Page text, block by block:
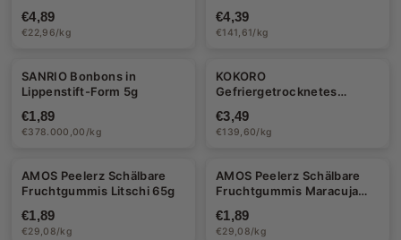
€4,89
€22,96/kg
€4,39
€141,61/kg
SANRIO Bonbons in
Lippenstift-Form 5g
€1,89
€378.000,00/kg
KOKORO
Gefriergetrocknetes
€3,49
€139,60/kg
AMOS Peelerz Schälbare
Fruchtgummis Litschi 65g
€1,89
€29,08/kg
AMOS Peelerz Schälbare
Fruchtgummis Maracuja
€1,89
€29,08/kg